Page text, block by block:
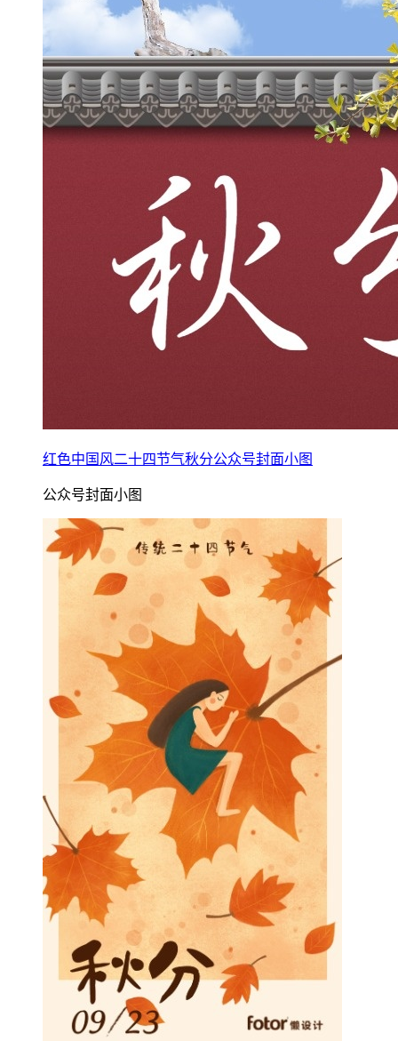
红色中国风二十四节气秋分公众号封面小图
公众号封面小图